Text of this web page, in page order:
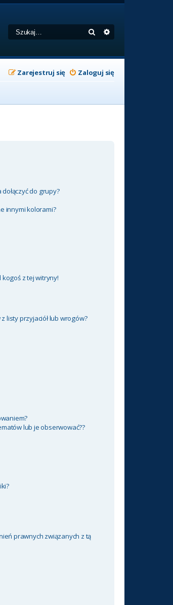
Szukaj
Zaloguj się
Zarejestruj się
do grupy?
innymi kolorami?
z tej witryny!
listy przyjaciół lub wrogów?
lub je obserwować??
prawnych związanych z tą